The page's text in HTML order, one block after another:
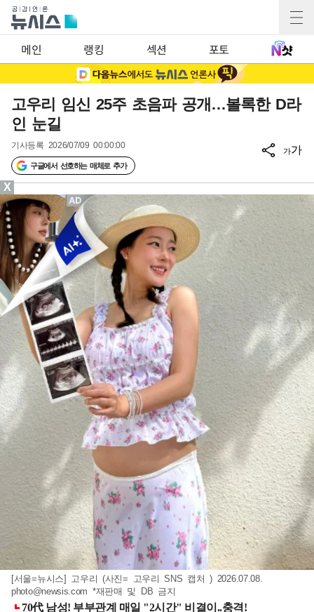
메인 랭킹 섹션 포토
고우리 임신 25주 초음파 공개…볼록한 D라
인 눈길
기사등록 2026/07/09 00:00:00
구글에서 선호하는 매체로 추가
가가
[서울=뉴시스] 고우리 (사진= 고우리 SNS 캡처 ) 2026.07.08.
photo@newsis.com *재판매 및 DB 금지
X